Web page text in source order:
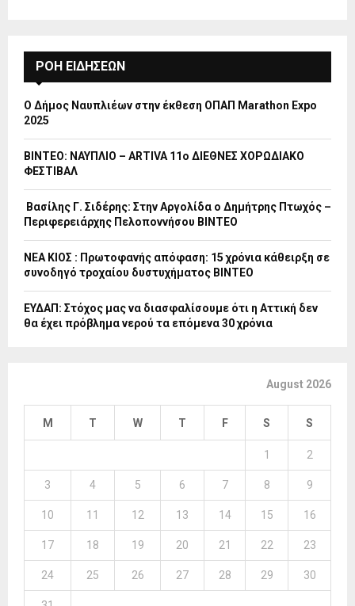
ΡΟΗ ΕΙΔΗΣΕΩΝ
Ο Δήμος Ναυπλιέων στην έκθεση ΟΠΑΠ Marathon Expo
2025
ΒΙΝΤΕΟ: ΝΑΥΠΛΙΟ – ARTIVA 11ο ΔΙΕΘΝΕΣ ΧΟΡΩΔΙΑΚΟ
ΦΕΣΤΙΒΑΛ
Βασίλης Γ. Σιδέρης: Στην Αργολίδα ο Δημήτρης Πτωχός –
Περιφερειάρχης Πελοποννήσου ΒΙΝΤΕΟ
ΝΕΑ ΚΙΟΣ : Πρωτοφανής απόφαση: 15 χρόνια κάθειρξη σε
συνοδηγό τροχαίου δυστυχήματος ΒΙΝΤΕΟ
ΕΥΔΑΠ: Στόχος μας να διασφαλίσουμε ότι η Αττική δεν
θα έχει πρόβλημα νερού τα επόμενα 30 χρόνια
August 2026
M T W T F S S
1 2
3 4 5 6 7 8 9
10 11 12 13 14 15 16
17 18 19 20 21 22 23
24 25 26 27 28 29 30